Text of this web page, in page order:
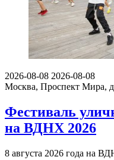
2026-08-08 2026-08-08
Москва, Проспект Мира,
Фестиваль
на ВДНХ 2026
8 августа 2026 года на